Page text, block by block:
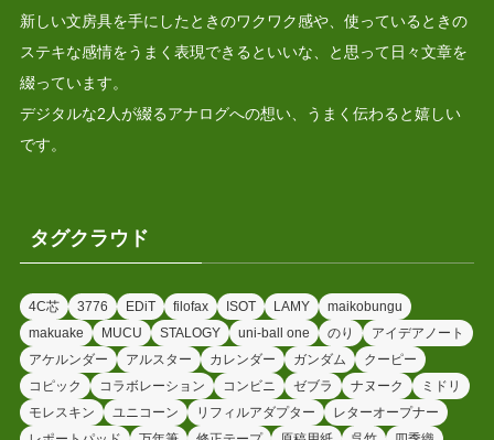
新しい文房具を手にしたときのワクワク感や、使っているときの
ステキな感情をうまく表現できるといいな、と思って日々文章を
綴っています。
デジタルな2人が綴るアナログへの想い、うまく伝わると嬉しい
です。
タグクラウド
4C芯 3776 EDiT filofax ISOT LAMY
maikobungu
makuake
MUCU STALOGY uni-ball one のり
アイデアノート
アケルンダー
アルスター カレンダー ガンダム
クーピー
コピック
コラボレーション コンビニ ゼブラ ナヌーク
ミドリ
モレスキン
ユニコーン リフィルアダプター
レターオープナー